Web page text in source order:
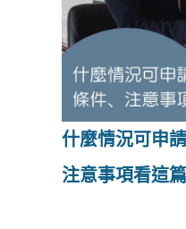
什麼情況可申
注意事項看這篇